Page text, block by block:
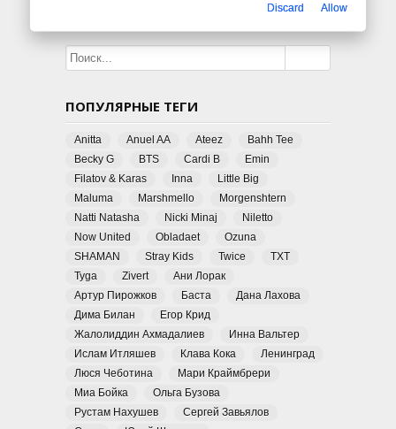
ПОПУЛЯРНЫЕ ТЕГИ
Anitta Anuel AA Ateez
Bahh Tee
Becky G
BTS Cardi B
Emin
Filatov & Karas
Inna
Little Big
Maluma
Marshmello
Morgenshtern
Natti Natasha
Nicki Minaj
Niletto
Now United
Obladaet
Ozuna
SHAMAN
Stray Kids Twice
TXT
Tyga
Zivert
Ани Лорак
Артур Пирожков
Баста
Дана Лахова
Дима Билан
Егор Крид
Жалолиддин Ахмадалиев
Инна Вальтер
Ислам Итляшев
Клава Кока
Ленинград
Люся Чеботина
Мари Краймбрери
Миа Бойка
Ольга Бузова
Рустам Нахушев
Сергей Завьялов
Discard Allow